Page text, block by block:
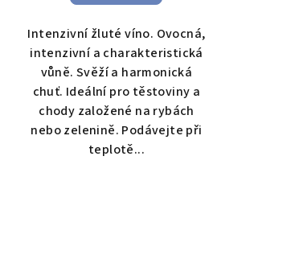
Intenzivní žluté víno. Ovocná,
intenzivní a charakteristická
vůně. Svěží a harmonická
chuť. Ideální pro těstoviny a
chody založené na rybách
nebo zelenině. Podávejte při
teplotě...